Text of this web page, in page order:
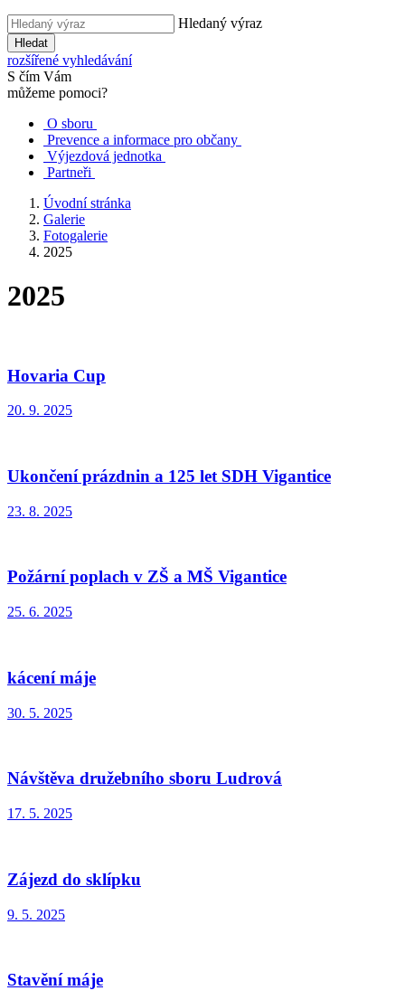
Hledaný výraz
Hledat
rozšířené vyhledávání
S čím Vám
můžeme pomoci?
O sboru
Prevence a informace pro občany
Výjezdová jednotka
Partneři
Úvodní stránka
Galerie
Fotogalerie
2025
2025
Hovaria Cup
20. 9. 2025
Ukončení prázdnin a 125 let SDH Vigantice
23. 8. 2025
Požární poplach v ZŠ a MŠ Vigantice
25. 6. 2025
kácení máje
30. 5. 2025
Návštěva družebního sboru Ludrová
17. 5. 2025
Zájezd do sklípku
9. 5. 2025
Stavění máje